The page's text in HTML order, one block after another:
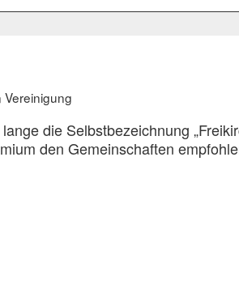
die Selbstbezeichnung
den Gemeinschaften